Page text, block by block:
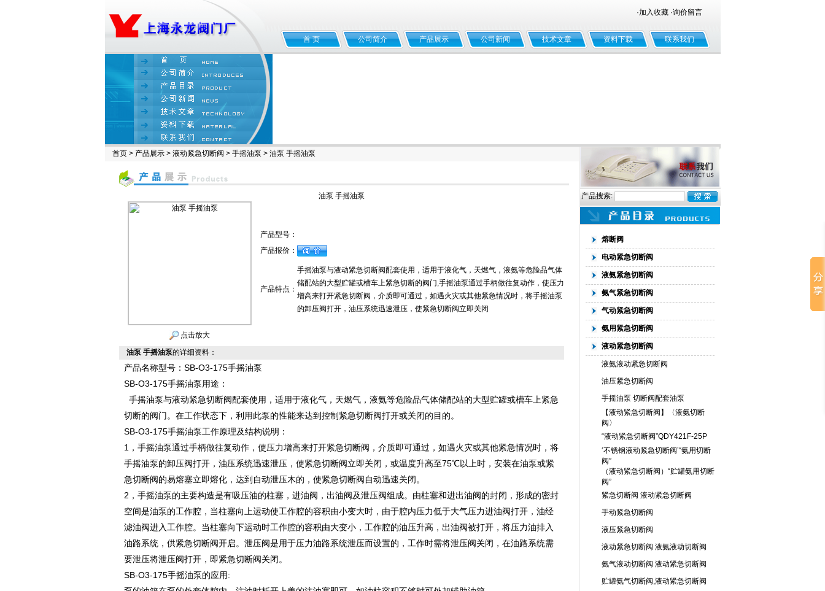
·加入收藏 ·询价留言
首 页 公司简介 产品展示 公司新闻 技术文章 资料下载 联系我们
首页> 产品展示> 液动紧急切断阀 > 手摇油泵 > 油泵 手摇油泵
油泵 手摇油泵
点击放大
产品型号：
产品报价：
产品特点：
手摇油泵与液动紧急切断阀配套使用，适用于液化气，天燃气，液氨等危险品气体
储配站的大型贮罐或槽车上紧急切断的阀门,手摇油泵通过手柄做往复动作，使压力
增高来打开紧急切断阀，介质即可通过，如遇火灾或其他紧急情况时，将手摇油泵
的卸压阀打开，油压系统迅速泄压，使紧急切断阀立即关闭
油泵 手摇油泵的详细资料：
产品名称型号：SB-O3-175手摇油泵
SB-O3-175手摇油泵用途：
手摇油泵与液动紧急切断阀配套使用，适用于液化气，天燃气，液氨等危险品气体储配站的大型贮罐或槽车上紧急
切断的阀门。在工作状态下，利用此泵的性能来达到控制紧急切断阀打开或关闭的目的。
SB-O3-175手摇油泵工作原理及结构说明：
1，手摇油泵通过手柄做往复动作，使压力增高来打开紧急切断阀，介质即可通过，如遇火灾或其他紧急情况时，将
手摇油泵的卸压阀打开，油压系统迅速泄压，使紧急切断阀立即关闭，或温度升高至75℃以上时，安装在油泵或紧
急切断阀的易熔塞立即熔化，达到自动泄压木的，使紧急切断阀自动迅速关闭。
2，手摇油泵的主要构造是有吸压油的柱塞，进油阀，出油阀及泄压阀组成。由柱塞和进出油阀的封闭，形成的密封
空间是油泵的工作腔，当柱塞向上运动使工作腔的容积由小变大时，由于腔内压力低于大气压力进油阀打开，油经
滤油阀进入工作腔。当柱塞向下运动时工作腔的容积由大变小，工作腔的油压升高，出油阀被打开，将压力油排入
油路系统，供紧急切断阀开启。泄压阀是用于压力油路系统泄压而设置的，工作时需将泄压阀关闭，在油路系统需
要泄压将泄压阀打开，即紧急切断阀关闭。
SB-O3-175手摇油泵的应用:
产品搜索:
熔断阀
电动紧急切断阀
液氨紧急切断阀
氨气紧急切断阀
气动紧急切断阀
氨用紧急切断阀
液动紧急切断阀
液氨液动紧急切断阀
油压紧急切断阀
手摇油泵 切断阀配套油泵
【液动紧急切断阀】〈液氨切断
阀〉
“液动紧急切断阀”QDY421F-25P
‘不锈钢液动紧急切断阀’“氨用切断
阀”
（液动紧急切断阀）“贮罐氨用切断
阀”
紧急切断阀 液动紧急切断阀
手动紧急切断阀
液压紧急切断阀
液动紧急切断阀 液氨液动切断阀
氨气液动切断阀 液动紧急切断阀
贮罐氨气切断阀,液动紧急切断阀